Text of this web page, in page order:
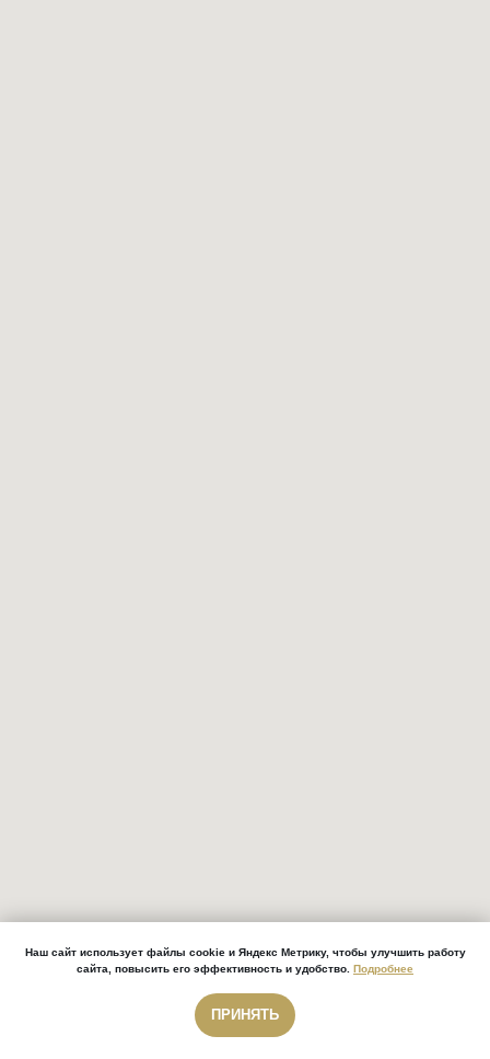
Звонок бесплатный
Наш сайт использует файлы cookie и Яндекс Метрику, чтобы улучшить работу
сайта, повысить его эффективность и удобство. Подробнее
ПРИНЯТЬ